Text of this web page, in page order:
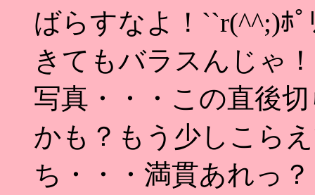
ばらすなよ！``r(^^;)ﾎ
きてもバラスんじゃ
写真・・・この直後
かも？もう少しこら
ち・・・満貫あれっ